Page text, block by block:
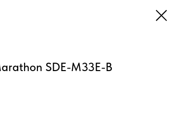
SDE-M33E-В